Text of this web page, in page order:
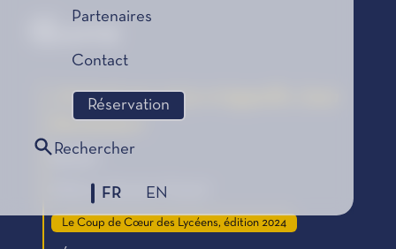
Partenaires
Contact
Réservation
Rechercher
FR EN
J'ai huit ans et je m'appelle Jean
Rochefort
Roman
Éditions Buchet-Chastel
Le Coup de Cœur des Lycéens, édition 2024